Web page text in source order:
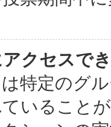
クセスで
特定のグ
いること